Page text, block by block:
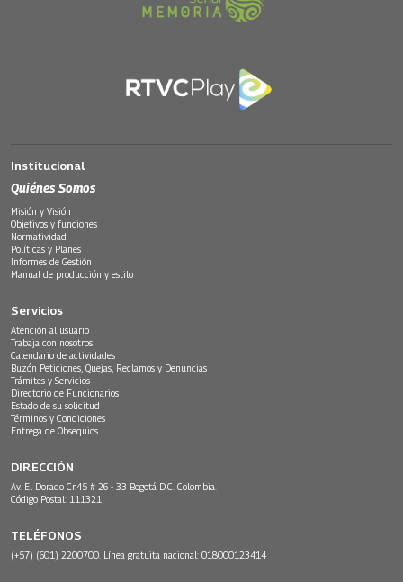
Institucional
Quiénes Somos
Misión y Visión
Objetivos y funciones
Normatividad
Políticas y Planes
Informes de Gestión
Manual de producción y estilo
Servicios
Atención al usuario
Trabaja con nosotros
Calendario de actividades
Buzón Peticiones, Quejas, Reclamos y Denuncias
Trámites y Servicios
Directorio de Funcionarios
Estado de su solicitud
Términos y Condiciones
Entrega de Obsequios
DIRECCIÓN
Av. El Dorado Cr.45 # 26 - 33 Bogotá D.C. Colombia.
Código Postal: 111321
TELÉFONOS
(+57) (601) 2200700. Línea gratuita nacional: 018000123414